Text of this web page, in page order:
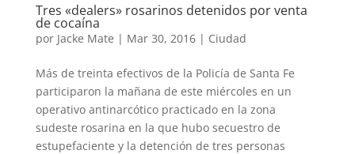
Tres «dealers» rosarinos detenidos por venta
de cocaína
por Jacke Mate | Mar 30, 2016| Ciudad
Más de treinta efectivos de la Policía de Santa Fe
participaron la mañana de este miércoles en un
operativo antinarcótico practicado en la zona
sudeste rosarina en la que hubo secuestro de
estupefaciente y la detención de tres personas